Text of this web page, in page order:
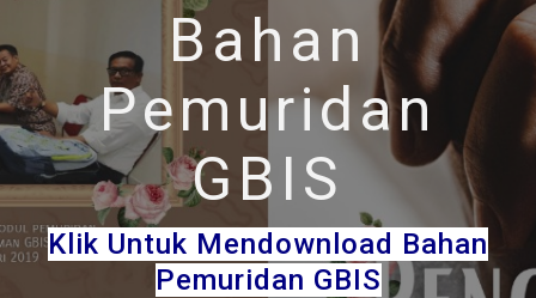
Bahan
Pemuridan
GBIS
Klik Untuk Mendownload Bahan
Pemuridan GBIS